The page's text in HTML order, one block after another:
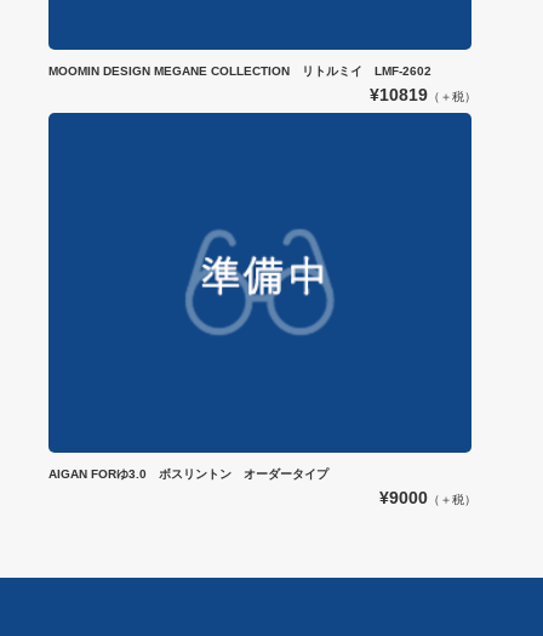
MOOMIN DESIGN MEGANE COLLECTION リトルミイ LMF-2602
¥10819 （＋税）
AIGAN FORゆ3.0 ボスリントン オーダータイプ
¥9000 （＋税）